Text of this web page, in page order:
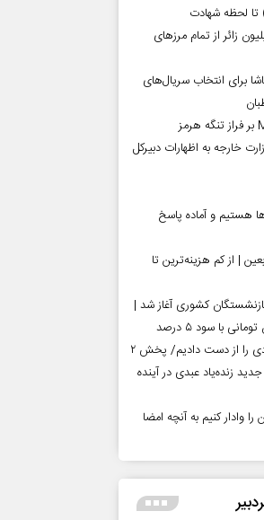
لحظه شهادت
بیش از ۳ میلیون زائر از تمام مرز‌های
برای انتخاب سریال‌های
خارجه به اظهارات دبیرکل
هستیم و آماده پاسخ
| از کم هزینه‌ترین تا
کشوری آغاز شد |
هنرمند منحصر‌به‌فردی را از دست دادیم/ پخش ۲
زنده‌یاد عبدی در آینده
وادار کنیم به آنچه امضا